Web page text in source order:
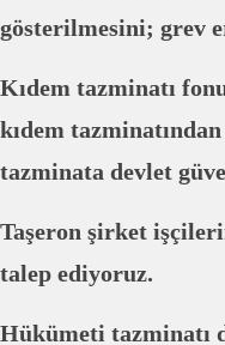
gösterilmesini; grev
Kıdem tazminatı
kıdem
tazminata devlet
Taşeron şirket
talep ediyoruz.
Hükümeti tazminatı